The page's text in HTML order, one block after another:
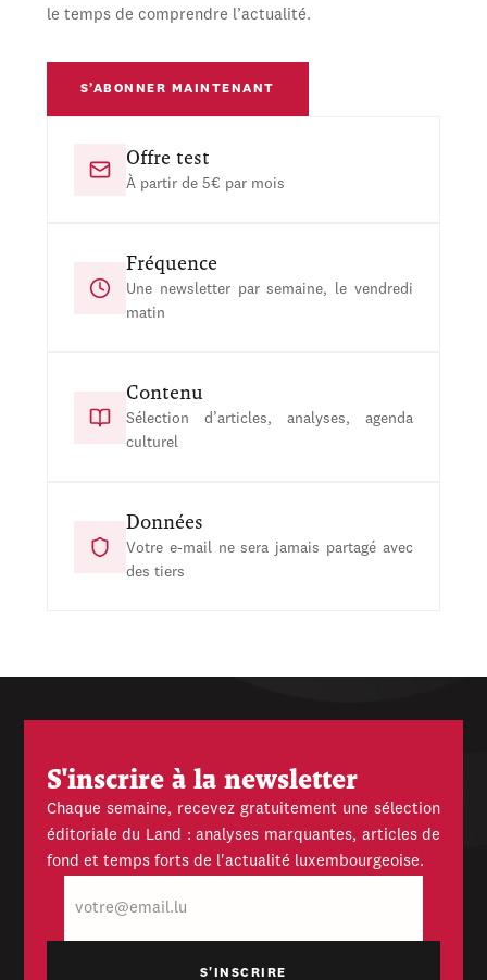
le temps de comprendre l’actualité.
S’ABONNER MAINTENANT
Offre test
À partir de 5€ par mois
Fréquence
Une newsletter par semaine, le vendredi
matin
Contenu
Sélection d’articles, analyses, agenda
culturel
Données
Votre e-mail ne sera jamais partagé avec
des tiers
S'inscrire à la newsletter
Chaque semaine, recevez gratuitement une sélection
éditoriale du Land : analyses marquantes, articles de
fond et temps forts de l'actualité luxembourgeoise.
mail